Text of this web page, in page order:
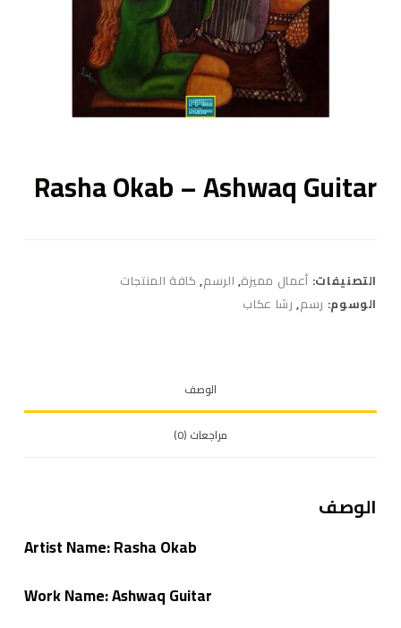
Rasha Okab – Ashwaq Guitar
التصنيفات: أعمال مميزة, الرسم, كافة المنتجات
الوسوم: رسم, رشا عكاب
الوصف
مراجعات (0)
الوصف
Artist Name:Rasha Okab
Work Name: Ashwaq Guitar